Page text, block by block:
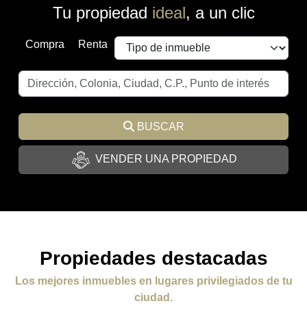
Tu propiedad ideal, a un clic
Compra Renta
VENDER UNA PROPIEDAD
BUSCAR
Propiedades destacadas
Los mejores inmuebles en lugares privilegiados de tu
ciudad.